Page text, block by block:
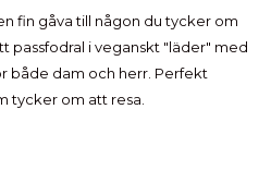
fin gåva till någon du tycker om
passfodral i veganskt "läder" med
både dam och herr. Perfekt
tycker om att resa.